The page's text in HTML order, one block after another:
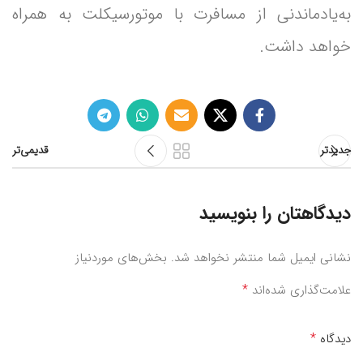
به‌یادماندنی از مسافرت با موتورسیکلت به همراه
خواهد داشت.
جدیدتر قدیمی‌تر
دیدگاهتان را بنویسید
نشانی ایمیل شما منتشر نخواهد شد. بخش‌های موردنیاز
علامت‌گذاری شده‌اند *
دیدگاه *